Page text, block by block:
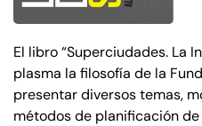
El libro “Superciudades. La
plasma la filosofía de la
presentar diversos temas,
métodos de planificación